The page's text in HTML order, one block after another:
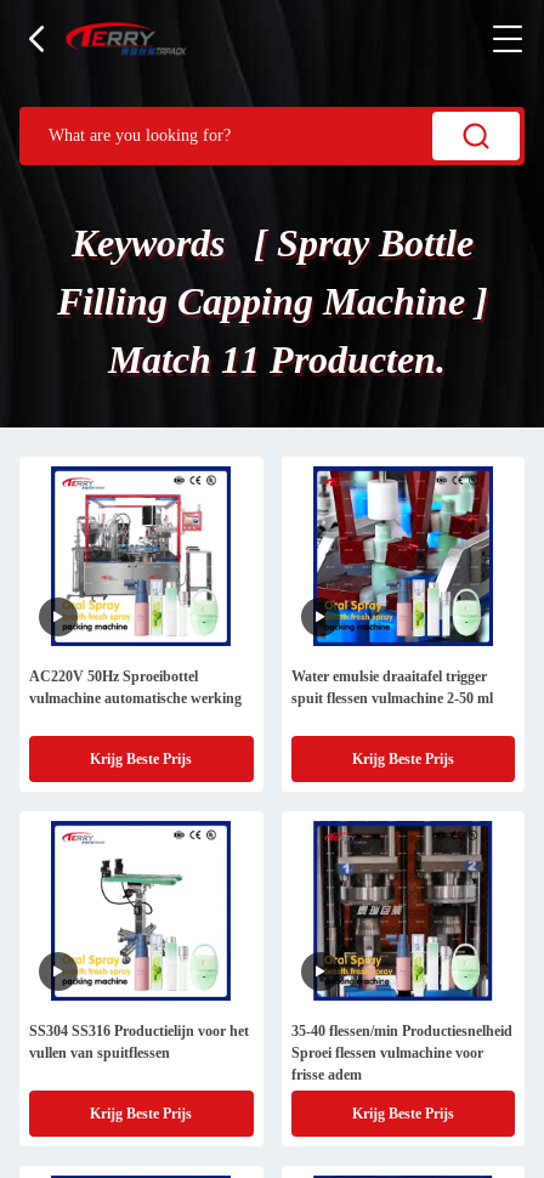
Keywords [ Spray Bottle
Filling Capping Machine ]
Match 11 Producten.
AC220V 50Hz Sproeibottel
vulmachine automatische werking
Krijg Beste Prijs
Water emulsie draaitafel trigger
spuit flessen vulmachine 2-50 ml
Krijg Beste Prijs
SS304 SS316 Productielijn voor het
vullen van spuitflessen
Krijg Beste Prijs
35-40 flessen/min Productiesnelheid
Sproei flessen vulmachine voor
frisse adem
Krijg Beste Prijs